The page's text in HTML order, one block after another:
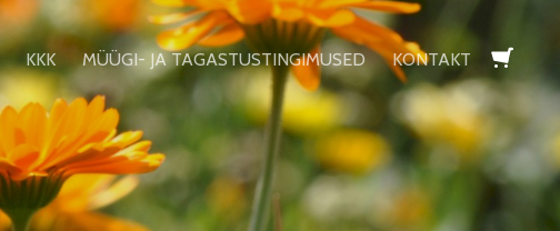
lisati ostukorvi. Vaata ostukorvi
KKK MÜÜGI- JA TAGASTUSTINGIMUSED KONTAKT